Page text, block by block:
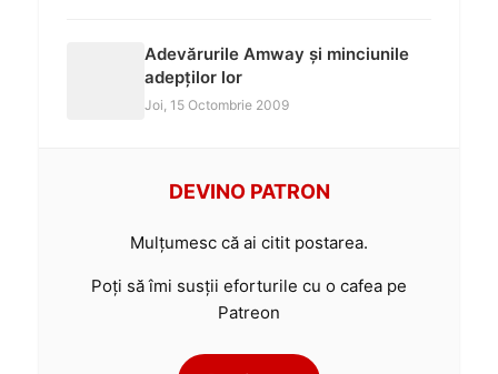
Adevărurile Amway și minciunile
adepților lor
Joi, 15 Octombrie 2009
DEVINO PATRON
Mulțumesc că ai citit postarea.
Poți să îmi susții eforturile cu o cafea pe
Patreon